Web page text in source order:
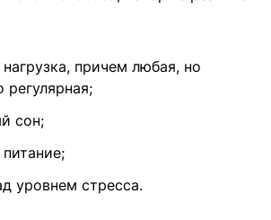
причем любая, но
регулярная;
сон;
уровнем стресса.